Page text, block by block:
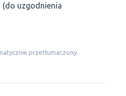
(do uzgodnienia
przetłumaczony.